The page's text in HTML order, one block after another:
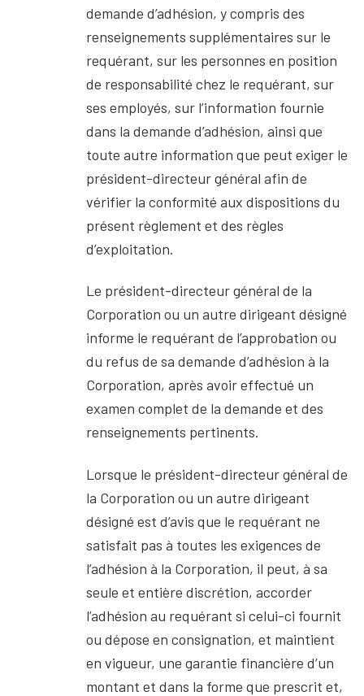
demande d’adhésion, y compris des
renseignements supplémentaires sur le
requérant, sur les personnes en position
de responsabilité chez le requérant, sur
ses employés, sur l’information fournie
dans la demande d’adhésion, ainsi que
toute autre information que peut exiger le
président-directeur général afin de
vérifier la conformité aux dispositions du
présent règlement et des règles
d’exploitation.
Le président-directeur général de la
Corporation ou un autre dirigeant désigné
informe le requérant de l’approbation ou
du refus de sa demande d’adhésion à la
Corporation, après avoir effectué un
examen complet de la demande et des
renseignements pertinents.
Lorsque le président-directeur général de
la Corporation ou un autre dirigeant
désigné est d’avis que le requérant ne
satisfait pas à toutes les exigences de
l’adhésion à la Corporation, il peut, à sa
seule et entière discrétion, accorder
l’adhésion au requérant si celui-ci fournit
ou dépose en consignation, et maintient
en vigueur, une garantie financière d’un
montant et dans la forme que prescrit et,